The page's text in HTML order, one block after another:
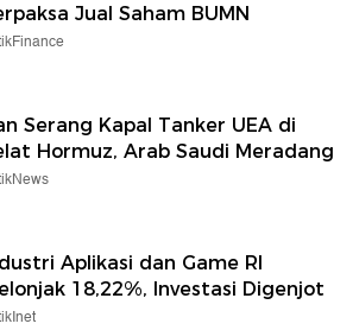
Jual Saham BUMN
Serang Kapal Tanker UEA di
Hormuz, Arab Saudi Meradang
Aplikasi dan Game RI
18,22%, Investasi Digenjot